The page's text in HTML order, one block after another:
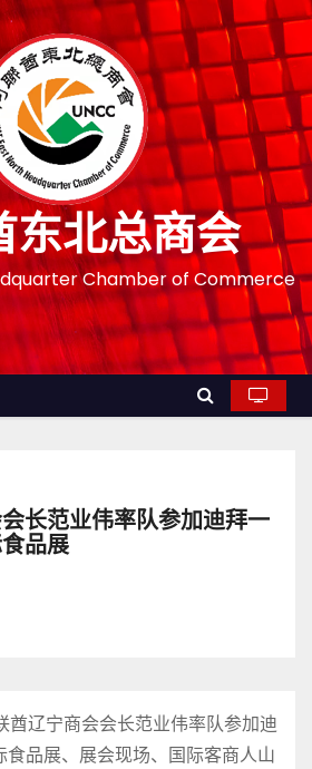
东北总商会
Chamber of Commerce
长范业伟率队参加迪拜一
品展
辽宁商会会长范业伟率队参加迪
品展、展会现场、国际客商人山